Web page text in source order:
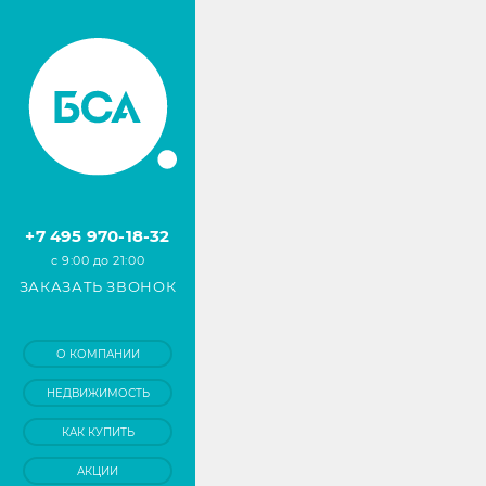
+7 495 970-18-32
с 9:00 до 21:00
ЗАКАЗАТЬ ЗВОНОК
О КОМПАНИИ
НЕДВИЖИМОСТЬ
КАК КУПИТЬ
АКЦИИ